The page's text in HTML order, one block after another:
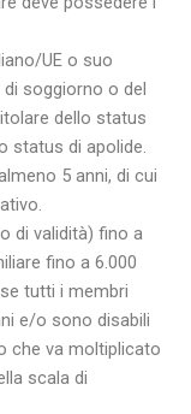
UE o suo
soggiorno o del
dello status
status di apolide.
5 anni, di cui
di validità) fino a
fino a 6.000
tutti i membri
e/o sono disabili
che va moltiplicato
scala di